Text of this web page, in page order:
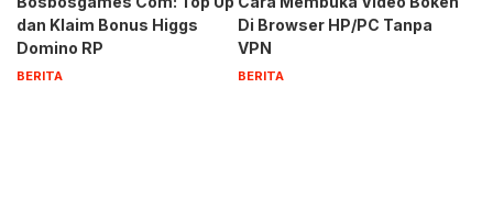
dan Klaim Bonus Higgs
Domino RP
BERITA
Di Browser HP/PC Tanpa
VPN
BERITA